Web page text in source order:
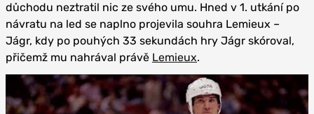
důchodu neztratil nic ze svého umu. Hned v 1. utkání po
návratu na led se naplno projevila souhra Lemieux –
Jágr, kdy po pouhých 33 sekundách hry Jágr skóroval,
přičemž mu nahrával právě Lemieux.